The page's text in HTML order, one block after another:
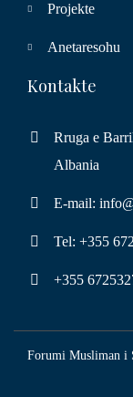
Projekte
Anetaresohu
Kontakte
Rruga e
Albania
E-mail:
Tel: +355
+355
Forumi Musliman i